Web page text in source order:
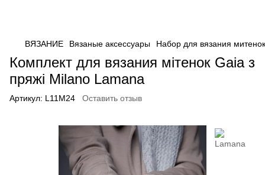
ВЯЗАНИЕ Вязаные аксессуары Набор для вязания
Комплект для вязания мітенок Gaia з
пряжі Milano Lamana
Артикул: L11M24 Оставить отзыв